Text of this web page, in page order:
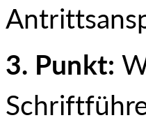
3. Punkt: